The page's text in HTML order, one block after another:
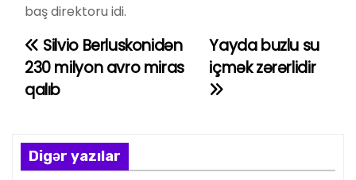
baş direktoru idi.
Y
a
ı
Yayda buzlu su
içmək zərərlidir
Silvio Berluskonidən
230 milyon avro miras
qalıb
Digər yazılar